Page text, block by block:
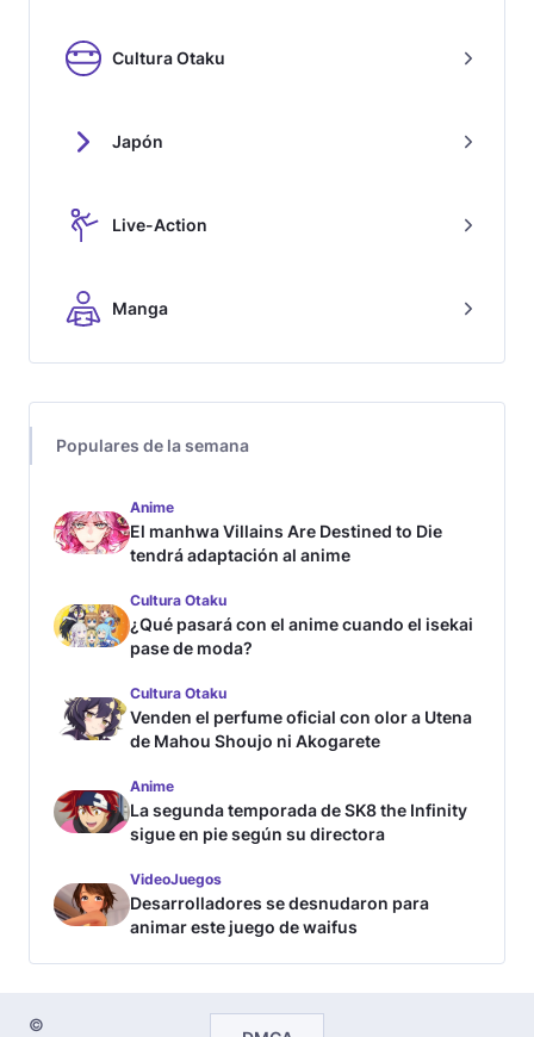
Cultura Otaku
Japón
Live-Action
Manga
Populares de la semana
Anime
El manhwa Villains Are Destined to Die
tendrá adaptación al anime
Cultura Otaku
¿Qué pasará con el anime cuando el isekai
pase de moda?
Cultura Otaku
Venden el perfume oficial con olor a Utena
de Mahou Shoujo ni Akogarete
Anime
La segunda temporada de SK8 the Infinity
sigue en pie según su directora
VideoJuegos
Desarrolladores se desnudaron para
animar este juego de waifus
©